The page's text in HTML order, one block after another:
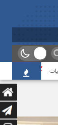
بررسی